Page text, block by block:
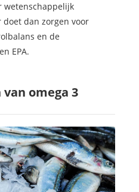
wetenschappelijk
doet dan zorgen voor
en de
EPA.
omega 3